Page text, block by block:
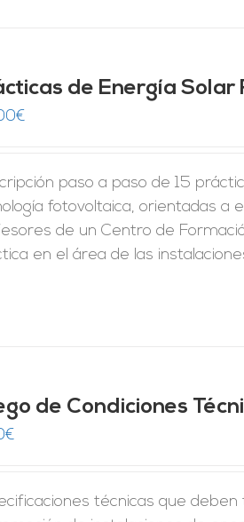
de Energía Solar
€
paso a paso de 15
fotovoltaica, orientadas a
de un Centro de
en el área de las
de Condiciones
€
técnicas que